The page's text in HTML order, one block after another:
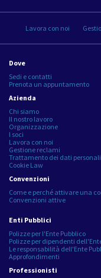
Lavora con noi
Dove
Sedi e contatti
Prenota un appuntamento
Azienda
Chi siamo
Il nostro lavoro
Organizzazione
I soci
Lavora con noi
Gestione reclami
Trattamento dei dati personali
Cookie Law
Convenzioni
Come e perché attivare una
Convenzioni attive
Enti Pubblici
Polizze per l'Ente Pubblico
Polizze per dipendenti
Le responsabilità dell'Ente
Approfondimenti
Professionisti